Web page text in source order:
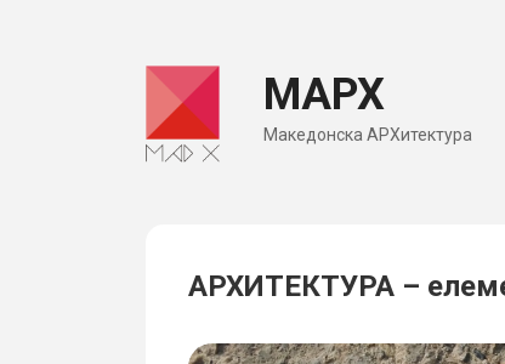
МАРХ
Македонска АРХитектура
АРХИТЕКТУРА –